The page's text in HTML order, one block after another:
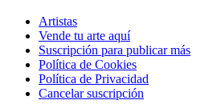
Artistas
Vende tu arte aquí
Suscripción para publicar más
Política de Cookies
Política de Privacidad
Cancelar suscripción